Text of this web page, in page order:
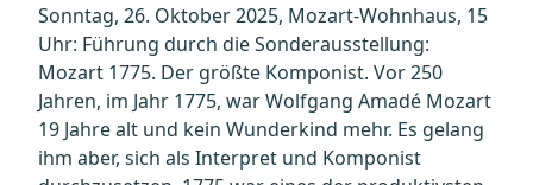
Sonntag, 26. Oktober 2025, Mozart-Wohnhaus, 15
Uhr: Führung durch die Sonderausstellung:
Mozart 1775. Der größte Komponist. Vor 250
Jahren, im Jahr 1775, war Wolfgang Amadé Mozart
19 Jahre alt und kein Wunderkind mehr. Es gelang
ihm aber, sich als Interpret und Komponist